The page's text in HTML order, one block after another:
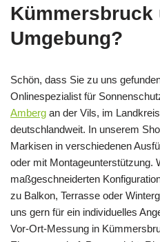
Kümmersbruck
Umgebung?
Schön, dass Sie zu uns
Onlinespezialist für
Amberg an der Vils, im
deutschlandweit. In unserem
Markisen in verschiedenen
oder mit Montageunterstützung.
maßgeschneiderten
zu Balkon, Terrasse oder
uns gern für ein individuelles
Vor‑Ort‑Messung in